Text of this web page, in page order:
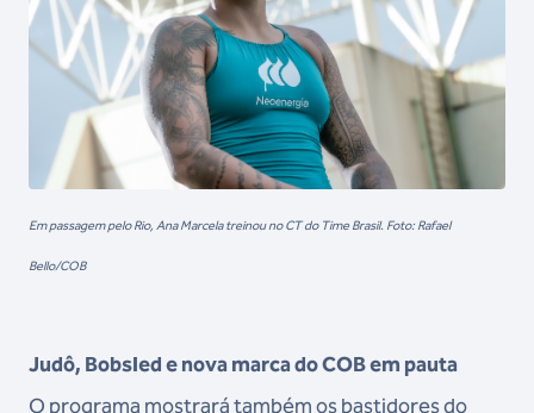
Em passagem pelo Rio, Ana Marcela treinou no CT do Time Brasil. Foto: Rafael
Bello/COB
Judô, Bobsled e nova marca do COB em pauta
O programa mostrará também os bastidores do